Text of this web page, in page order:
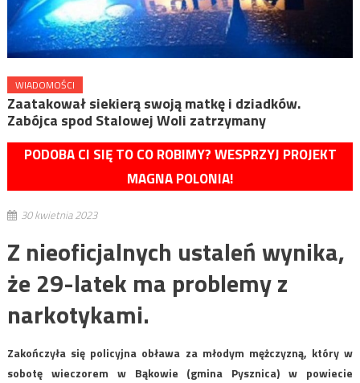
WIADOMOŚCI
Zaatakował siekierą swoją matkę i dziadków.
Zabójca spod Stalowej Woli zatrzymany
PODOBA CI SIĘ TO CO ROBIMY? WESPRZYJ PROJEKT
MAGNA POLONIA!
30 kwietnia 2023
Z nieoficjalnych ustaleń wynika,
że 29-latek ma problemy z
narkotykami.
Zakończyła się policyjna obława za młodym mężczyzną, który w
sobotę wieczorem w Bąkowie (gmina Pysznica) w powiecie